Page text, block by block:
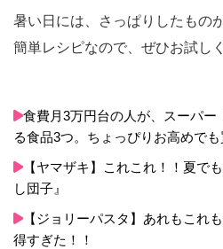
暑い日には、さっぱりしたもの
簡単レシピなので、ぜひお試し
食費月3万円台の人が、スーパー
る食品3つ。ちょっぴりお高めでも
【ヤマザキ】これこれ！！夏で
し団子』
【ジョリーパスタ】あれもこれ
得すぎた！！